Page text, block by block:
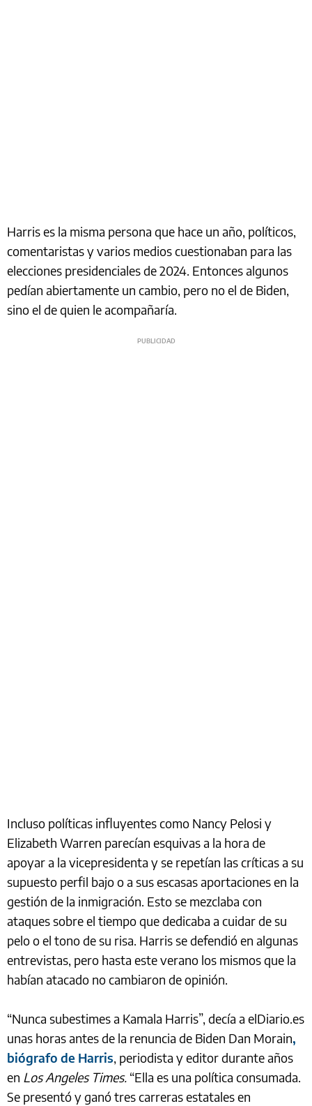
Harris es la misma persona que hace un año, políticos,
comentaristas y varios medios cuestionaban para las
elecciones presidenciales de 2024. Entonces algunos
pedían abiertamente un cambio, pero no el de Biden,
sino el de quien le acompañaría.
Incluso políticas influyentes como Nancy Pelosi y
Elizabeth Warren parecían esquivas a la hora de
apoyar a la vicepresidenta y se repetían las críticas a su
supuesto perfil bajo o a sus escasas aportaciones en la
gestión de la inmigración. Esto se mezclaba con
ataques sobre el tiempo que dedicaba a cuidar de su
pelo o el tono de su risa. Harris se defendió en algunas
entrevistas, pero hasta este verano los mismos que la
habían atacado no cambiaron de opinión.
“Nunca subestimes a Kamala Harris”, decía a elDiario.es
unas horas antes de la renuncia de Biden Dan Morain,
biógrafo de Harris, periodista y editor durante años
en Los Angeles Times. “Ella es una política consumada.
Se presentó y ganó tres carreras estatales en